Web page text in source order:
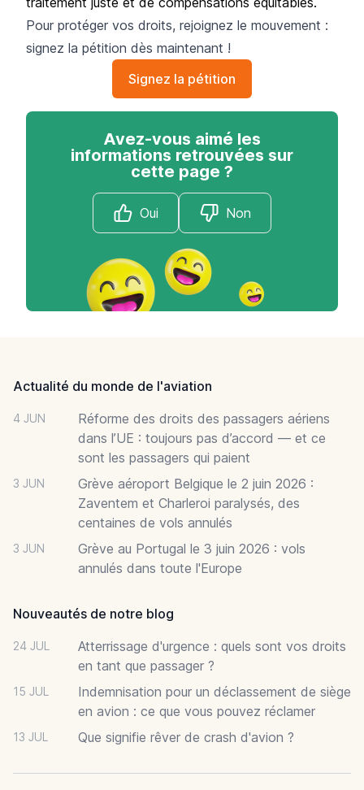
Pour protéger vos droits, rejoignez le mouvement :
signez la pétition dès maintenant !
Signez la pétition
Avez-vous aimé les
informations retrouvées sur
cette page ?
Oui Non
Actualité du monde de l'aviation
4 JUN
Réforme des droits des passagers aériens
dans l’UE : toujours pas d’accord — et ce
sont les passagers qui paient
3 JUN
Grève aéroport Belgique le 2 juin 2026 :
Zaventem et Charleroi paralysés, des
centaines de vols annulés
3 JUN
Grève au Portugal le 3 juin 2026 : vols
annulés dans toute l'Europe
Nouveautés de notre blog
24 JUL
Atterrissage d'urgence : quels sont vos droits
en tant que passager ?
15 JUL
Indemnisation pour un déclassement de siège
en avion : ce que vous pouvez réclamer
13 JUL Que signifie rêver de crash d'avion ?